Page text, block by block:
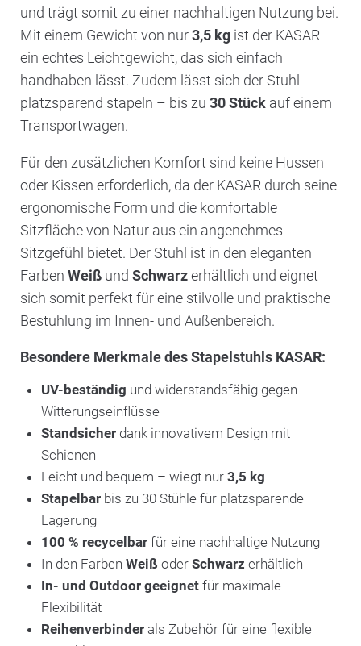
und trägt somit zu einer nachhaltigen Nutzung bei.
Mit einem Gewicht von nur3,5 kg ist der KASAR
ein echtes Leichtgewicht, das sich einfach
handhaben lässt. Zudem lässt sich der Stuhl
platzsparend stapeln – bis zu 30 Stück auf einem
Transportwagen.
Für den zusätzlichen Komfort sind keine Hussen
oder Kissen erforderlich, da der KASAR durch seine
ergonomische Form und die komfortable
Sitzfläche von Natur aus ein angenehmes
Sitzgefühl bietet. Der Stuhl ist in den eleganten
Farben Weiß und Schwarzerhältlich und eignet
sich somit perfekt für eine stilvolle und praktische
Bestuhlung im Innen- und Außenbereich.
Besondere Merkmale des Stapelstuhls KASAR:
UV-beständig und widerstandsfähig gegen
Witterungseinflüsse
Standsicherdank innovativem Design mit
Schienen
Leicht und bequem – wiegt nur 3,5 kg
Stapelbarbis zu 30 Stühle für platzsparende
Lagerung
100 % recycelbarfür eine nachhaltige Nutzung
In den Farben Weiß oder Schwarz erhältlich
In- und Outdoor geeignetfür maximale
Flexibilität
Reihenverbinderals Zubehör für eine flexible